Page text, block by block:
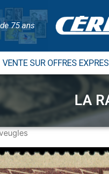
75 ans
VENTE SUR OFFRES
LA